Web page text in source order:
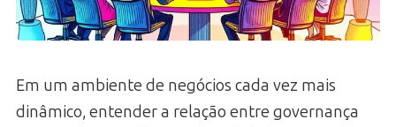
Em um ambiente de negócios cada vez mais
dinâmico, entender a relação entre governança